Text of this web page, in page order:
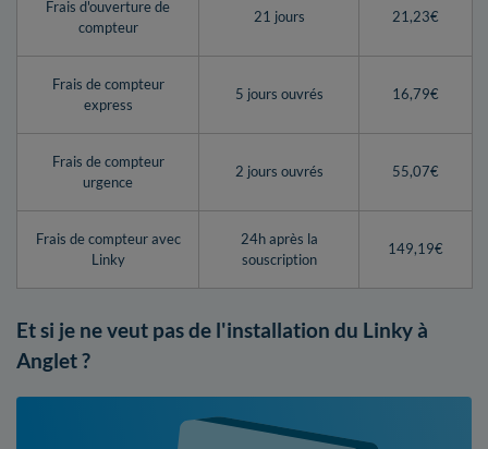
Frais d'ouverture de
compteur
21 jours 21,23€
Frais de compteur
express
5 jours ouvrés 16,79€
Frais de compteur
urgence
2 jours ouvrés 55,07€
Frais de compteur avec
Linky
24h après la
souscription
149,19€
Et si je ne veut pas de l'installation du Linky à
Anglet ?